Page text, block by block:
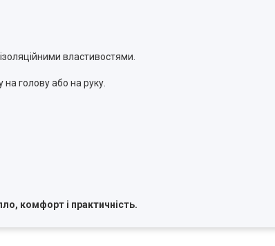
властивостями.
голову або на руку.
комфорт і практичність.